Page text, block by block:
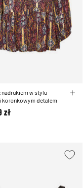
nadrukiem w stylu
koronkowym detalem
zł